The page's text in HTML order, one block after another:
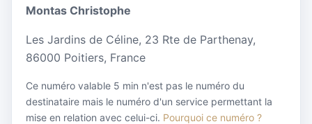
Montas Christophe
Les Jardins de Céline, 23 Rte de Parthenay,
86000 Poitiers, France
Ce numéro valable 5 min n'est pas le numéro du
destinataire mais le numéro d'un service permettant la
mise en relation avec celui-ci. Pourquoi ce numéro ?